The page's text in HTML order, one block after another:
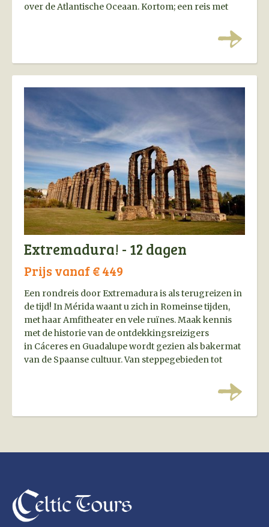
over de Atlantische Oceaan. Kortom; een reis met
Extremadura! - 12 dagen
Prijs vanaf € 449
Een rondreis door Extremadura is als terugreizen in
de tijd! In Mérida waant u zich in Romeinse tijden,
met haar Amfitheater en vele ruïnes. Maak kennis
met de historie van de ontdekkingsreizigers
in Cáceres en Guadalupe wordt gezien als bakermat
van de Spaanse cultuur. Van steppegebieden tot